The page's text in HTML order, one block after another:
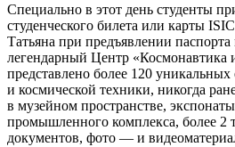
Специально в этот день студенты
студенческого билета или карты
Татьяна при предъявлении паспорта
легендарный Центр «Космонавтика
представлено более 120 уникальных
и космической техники, никогда
в музейном пространстве,
промышленного комплекса, более 2
документов, фото — и